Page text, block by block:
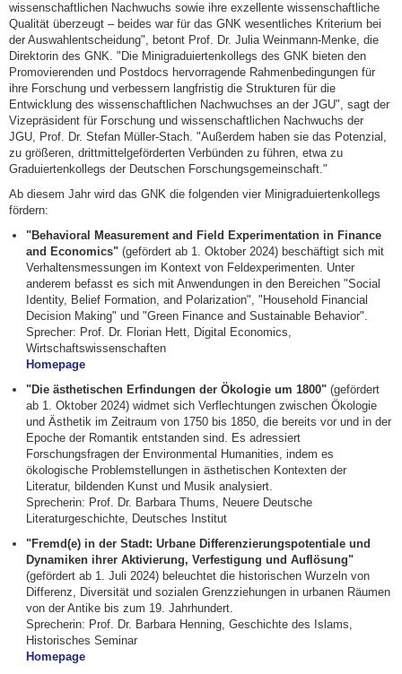
wissenschaftlichen Nachwuchs sowie ihre exzellente wissenschaftliche
Qualität überzeugt – beides war für das GNK wesentliches Kriterium bei
der Auswahlentscheidung", betont Prof. Dr. Julia Weinmann-Menke, die
Direktorin des GNK. "Die Minigraduiertenkollegs des GNK bieten den
Promovierenden und Postdocs hervorragende Rahmenbedingungen für
ihre Forschung und verbessern langfristig die Strukturen für die
Entwicklung des wissenschaftlichen Nachwuchses an der JGU", sagt der
Vizepräsident für Forschung und wissenschaftlichen Nachwuchs der
JGU, Prof. Dr. Stefan Müller-Stach. "Außerdem haben sie das Potenzial,
zu größeren, drittmittelgeförderten Verbünden zu führen, etwa zu
Graduiertenkollegs der Deutschen Forschungsgemeinschaft."
Ab diesem Jahr wird das GNK die folgenden vier Minigraduiertenkollegs
fördern:
"Behavioral Measurement and Field Experimentation in Finance
and Economics" (gefördert ab 1. Oktober 2024) beschäftigt sich mit
Verhaltensmessungen im Kontext von Feldexperimenten. Unter
anderem befasst es sich mit Anwendungen in den Bereichen "Social
Identity, Belief Formation, and Polarization", "Household Financial
Decision Making" und "Green Finance and Sustainable Behavior".
Sprecher: Prof. Dr. Florian Hett, Digital Economics,
Wirtschaftswissenschaften
Homepage
"Die ästhetischen Erfindungen der Ökologie um 1800" (gefördert
ab 1. Oktober 2024) widmet sich Verflechtungen zwischen Ökologie
und Ästhetik im Zeitraum von 1750 bis 1850, die bereits vor und in der
Epoche der Romantik entstanden sind. Es adressiert
Forschungsfragen der Environmental Humanities, indem es
ökologische Problemstellungen in ästhetischen Kontexten der
Literatur, bildenden Kunst und Musik analysiert.
Sprecherin: Prof. Dr. Barbara Thums, Neuere Deutsche
Literaturgeschichte, Deutsches Institut
"Fremd(e) in der Stadt: Urbane Differenzierungspotentiale und
Dynamiken ihrer Aktivierung, Verfestigung und Auflösung"
(gefördert ab 1. Juli 2024) beleuchtet die historischen Wurzeln von
Differenz, Diversität und sozialen Grenzziehungen in urbanen Räumen
von der Antike bis zum 19. Jahrhundert.
Sprecherin: Prof. Dr. Barbara Henning, Geschichte des Islams,
Historisches Seminar
Homepage